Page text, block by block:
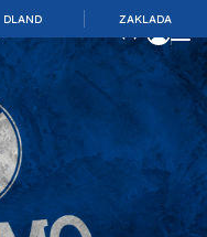
DLAND ZAKLADA